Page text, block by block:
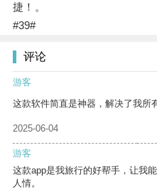
捷！。
#39#
评论
游客
这款软件简直是神器，解决了我所
2025-06-04
游客
这款app是我旅行的好帮手，让我
人情。